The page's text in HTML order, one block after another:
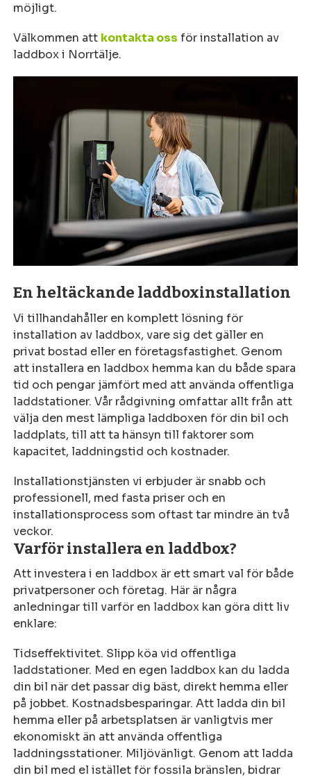
möjligt.
Välkommen att kontakta oss för installation av
laddbox i Norrtälje.
En heltäckande laddboxinstallation
Vi tillhandahåller en komplett lösning för
installation av laddbox, vare sig det gäller en
privat bostad eller en företagsfastighet. Genom
att installera en laddbox hemma kan du både spara
tid och pengar jämfört med att använda offentliga
laddstationer. Vår rådgivning omfattar allt från att
välja den mest lämpliga laddboxen för din bil och
laddplats, till att ta hänsyn till faktorer som
kapacitet, laddningstid och kostnader.
Installationstjänsten vi erbjuder är snabb och
professionell, med fasta priser och en
installationsprocess som oftast tar mindre än två
veckor.
Varför installera en laddbox?
Att investera i en laddbox är ett smart val för både
privatpersoner och företag. Här är några
anledningar till varför en laddbox kan göra ditt liv
enklare:
Tidseffektivitet. Slipp köa vid offentliga
laddstationer. Med en egen laddbox kan du ladda
din bil när det passar dig bäst, direkt hemma eller
på jobbet. Kostnadsbesparingar. Att ladda din bil
hemma eller på arbetsplatsen är vanligtvis mer
ekonomiskt än att använda offentliga
laddningsstationer. Miljövänligt. Genom att ladda
din bil med el istället för fossila bränslen, bidrar